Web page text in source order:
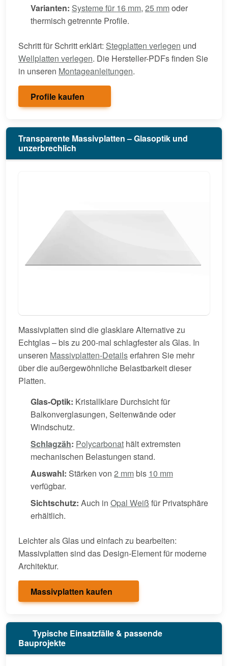
Varianten: Systeme für 16 mm, 25 mmoder
thermisch getrennte Profile.
Schritt für Schritt erklärt: Stegplatten verlegen und
Wellplatten verlegen. Die Hersteller-PDFs finden Sie
in unseren Montageanleitungen.
Profile kaufen
Transparente Massivplatten – Glasoptik und
unzerbrechlich
Massivplatten sind die glasklare Alternative zu
Echtglas – bis zu 200-mal schlagfester als Glas. In
unseren Massivplatten-Detailserfahren Sie mehr
über die außergewöhnliche Belastbarkeit dieser
Platten.
Glas-Optik: Kristallklare Durchsicht für
Balkonverglasungen, Seitenwände oder
Windschutz.
Schlagzäh: Polycarbonat hält extremsten
mechanischen Belastungen stand.
Auswahl: Stärken von 2 mmbis 10 mm
verfügbar.
Sichtschutz: Auch in Opal Weiß für Privatsphäre
erhältlich.
Leichter als Glas und einfach zu bearbeiten:
Massivplatten sind das Design-Element für moderne
Architektur.
Massivplatten kaufen
Typische Einsatzfälle & passende
Bauprojekte